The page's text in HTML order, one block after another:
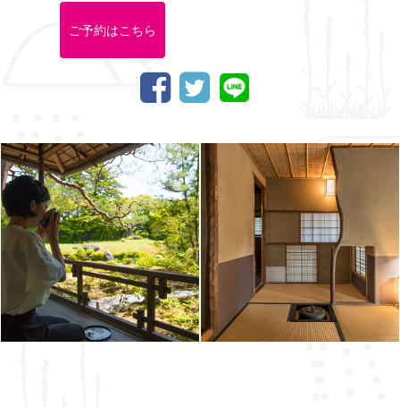
ご予約はこちら